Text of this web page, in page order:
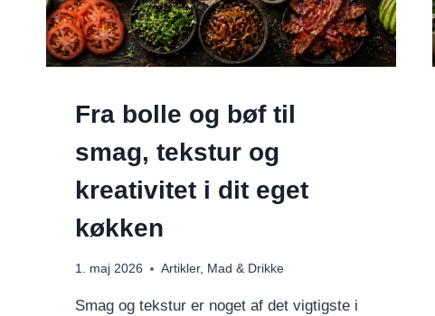
Fra bolle og bøf til
smag, tekstur og
kreativitet i dit eget
køkken
1. maj 2026 Artikler, Mad & Drikke
Smag og tekstur er noget af det vigtigste i